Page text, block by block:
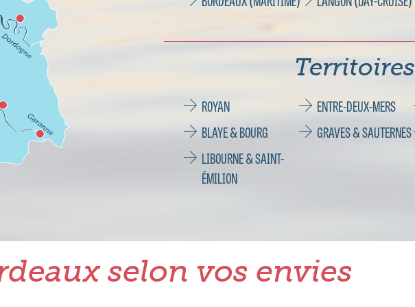
Territoires
ROYAN ENTRE-DEUX-MERS
BLAYE & BOURG
GRAVES & SAUTERNES
LIBOURNE & SAINT-
ÉMILION
selon vos envies